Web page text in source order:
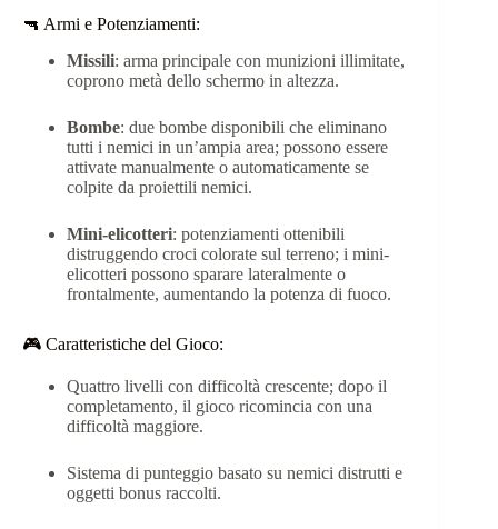
🔫 Armi e Potenziamenti:
Missili: arma principale con munizioni illimitate,
coprono metà dello schermo in altezza.
Bombe: due bombe disponibili che eliminano
tutti i nemici in un’ampia area; possono essere
attivate manualmente o automaticamente se
colpite da proiettili nemici.
Mini-elicotteri: potenziamenti ottenibili
distruggendo croci colorate sul terreno; i mini-
elicotteri possono sparare lateralmente o
frontalmente, aumentando la potenza di fuoco.
🎮 Caratteristiche del Gioco:
Quattro livelli con difficoltà crescente; dopo il
completamento, il gioco ricomincia con una
difficoltà maggiore.
Sistema di punteggio basato su nemici distrutti e
oggetti bonus raccolti.